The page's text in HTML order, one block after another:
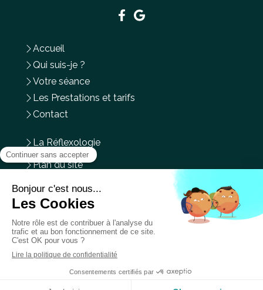
Accueil
Qui suis-je ?
Votre séance
Les Prestations et tarifs
Contact
La Réflexologie
Plan du site
Du LundiauMercredi etSamedide
9hà 14h